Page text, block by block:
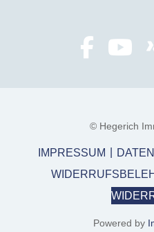
© Hegerich
IMPRESSUM
Powered by